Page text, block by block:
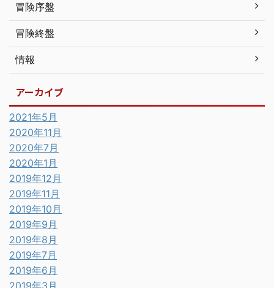
冒険序盤
冒険終盤
情報
アーカイブ
2021年5月
2020年11月
2020年7月
2020年1月
2019年12月
2019年11月
2019年10月
2019年9月
2019年8月
2019年7月
2019年6月